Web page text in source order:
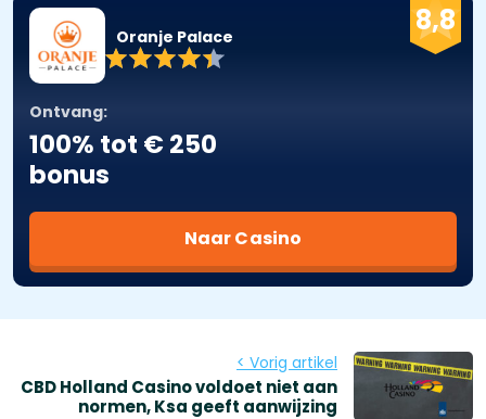
8,8
Oranje Palace
Ontvang:
100% tot € 250
bonus
Naar Casino
< Vorig artikel
CBD Holland Casino voldoet niet aan
normen, Ksa geeft aanwijzing